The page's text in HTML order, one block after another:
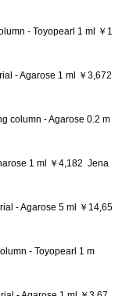
- Toyopearl 1 ml ￥1
- Agarose 1 ml ￥3,672
column - Agarose 0.2 m
1 ml ￥4,182 Jena
- Agarose 5 ml ￥14,65
- Toyopearl 1 m